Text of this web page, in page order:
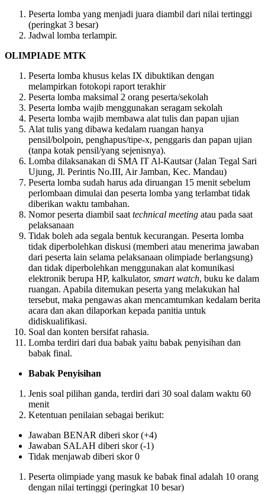
Peserta lomba yang menjadi juara diambil dari nilai tertinggi
(peringkat 3 besar)
Jadwal lomba terlampir.
OLIMPIADE MTK
Peserta lomba khusus kelas IX dibuktikan dengan
melampirkan fotokopi raport terakhir
Peserta lomba maksimal 2 orang peserta/sekolah
Peserta lomba wajib menggunakan seragam sekolah
Peserta lomba wajib membawa alat tulis dan papan ujian
Alat tulis yang dibawa kedalam ruangan hanya
pensil/bolpoin, penghapus/tipe-x, penggaris dan papan ujian
(tanpa kotak pensil/yang sejenisnya).
Lomba dilaksanakan di SMA IT Al-Kautsar (Jalan Tegal Sari
Ujung, Jl. Perintis No.III, Air Jamban, Kec. Mandau)
Peserta lomba sudah harus ada diruangan 15 menit sebelum
perlombaan dimulai dan peserta lomba yang terlambat tidak
diberikan waktu tambahan.
Nomor peserta diambil saattechnical meeting atau pada saat
pelaksanaan
Tidak boleh ada segala bentuk kecurangan. Peserta lomba
tidak diperbolehkan diskusi (memberi atau menerima jawaban
dari peserta lain selama pelaksanaan olimpiade berlangsung)
dan tidak diperbolehkan menggunakan alat komunikasi
elektronik berupa HP, kalkulator, smart watch, buku ke dalam
ruangan. Apabila ditemukan peserta yang melakukan hal
tersebut, maka pengawas akan mencamtumkan kedalam berita
acara dan akan dilaporkan kepada panitia untuk
didiskualifikasi.
Soal dan konten bersifat rahasia.
Lomba terdiri dari dua babak yaitu babak penyisihan dan
babak final.
Babak Penyisihan
Jenis soal pilihan ganda, terdiri dari 30 soal dalam waktu 60
menit
Ketentuan penilaian sebagai berikut:
Jawaban BENAR diberi skor (+4)
Jawaban SALAH diberi skor (-1)
Tidak menjawab diberi skor 0
Peserta olimpiade yang masuk ke babak final adalah 10 orang
dengan nilai tertinggi (peringkat 10 besar)